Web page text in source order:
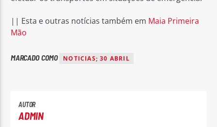
|| Esta e outras notícias também em Maia Primeira
Mão
MARCADO COMO NOTICIAS; 30 ABRIL
AUTOR
ADMIN